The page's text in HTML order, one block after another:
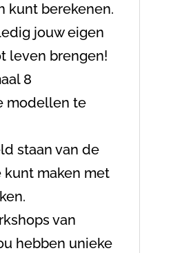
kunt berekenen.
jouw eigen
leven brengen!
8
modellen te
staan van de
kunt maken met
van
hebben unieke